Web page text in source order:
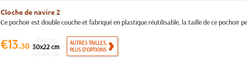
Cloche de navire 2
Ce pochoir est double couche et fabriqué en plastique réutilisable, la taille de ce pochoir
€13.30 30x22 cm
AUTRES TAILLES,
PLUS D'OPTIONS